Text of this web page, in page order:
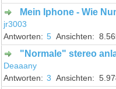
Mein Iphone - Wie
jr3003
5
"Normale" stereo
Deaaany
3